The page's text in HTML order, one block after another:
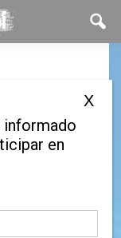
el
informado
en
X